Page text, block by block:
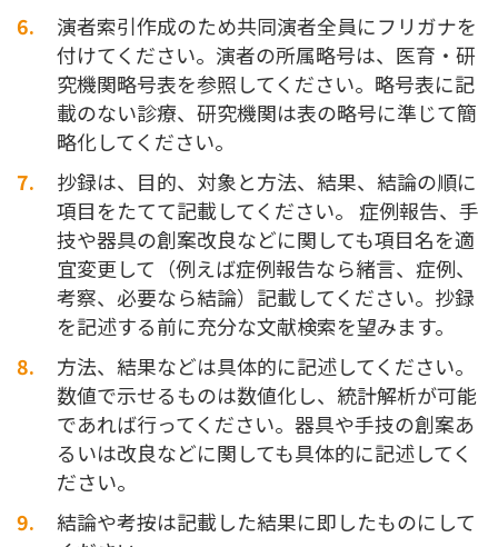
演者索引作成のため共同演者全員にフリガナを
付けてください。演者の所属略号は、医育・研
究機関略号表を参照してください。略号表に記
載のない診療、研究機関は表の略号に準じて簡
略化してください。
抄録は、目的、対象と方法、結果、結論の順に
項目をたてて記載してください。 症例報告、手
技や器具の創案改良などに関しても項目名を適
宜変更して（例えば症例報告なら緒言、症例、
考察、必要なら結論）記載してください。抄録
を記述する前に充分な文献検索を望みます。
方法、結果などは具体的に記述してください。
数値で示せるものは数値化し、統計解析が可能
であれば行ってください。器具や手技の創案あ
るいは改良などに関しても具体的に記述してく
ださい。
結論や考按は記載した結果に即したものにして